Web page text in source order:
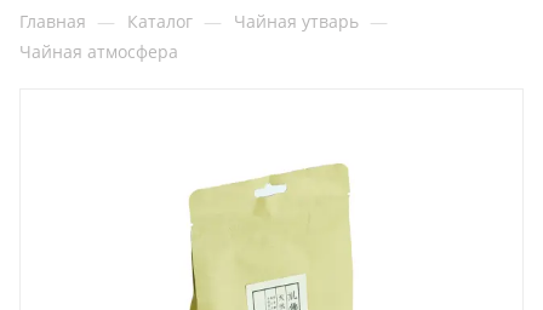
Главная — Каталог — Чайная утварь —
Чайная атмосфера